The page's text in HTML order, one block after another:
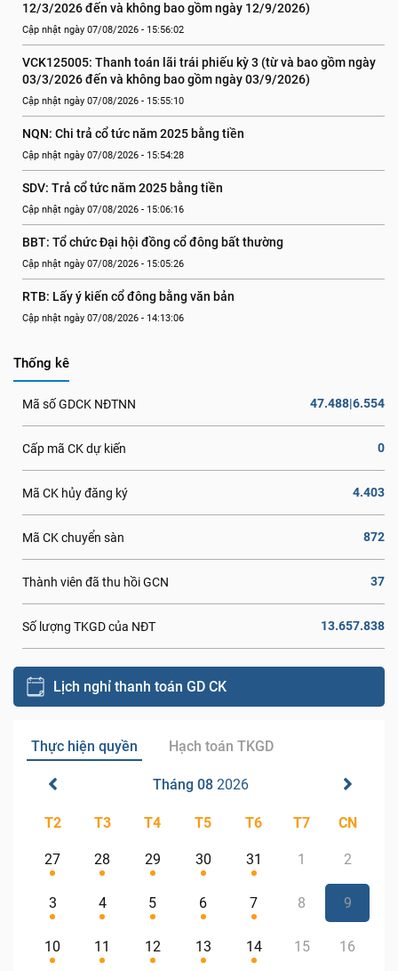
12/3/2026 đến và không bao gồm ngày 12/9/2026)
Cập nhật ngày 07/08/2026 - 15:56:02
VCK125005: Thanh toán lãi trái phiếu kỳ 3 (từ và bao gồm ngày
03/3/2026 đến và không bao gồm ngày 03/9/2026)
Cập nhật ngày 07/08/2026 - 15:55:10
NQN: Chi trả cổ tức năm 2025 bằng tiền
Cập nhật ngày 07/08/2026 - 15:54:28
SDV: Trả cổ tức năm 2025 bằng tiền
Cập nhật ngày 07/08/2026 - 15:06:16
BBT: Tổ chức Đại hội đồng cổ đông bất thường
Cập nhật ngày 07/08/2026 - 15:05:26
RTB: Lấy ý kiến cổ đông bằng văn bản
Cập nhật ngày 07/08/2026 - 14:13:06
Thống kê
Mã số GDCK NĐTNN 47.488|6.554
Cấp mã CK dự kiến 0
Mã CK hủy đăng ký 4.403
Mã CK chuyển sàn 872
Thành viên đã thu hồi GCN 37
Số lượng TKGD của NĐT 13.657.838
Lịch nghỉ thanh toán GD CK
Thực hiện quyền Hạch toán TKGD
Tháng 08 2026
T2 T3 T4 T5 T6 T7 CN
27 28 29 30 31 1 2
3 4 5 6 7 8 9
10 11 12 13 14 15 16